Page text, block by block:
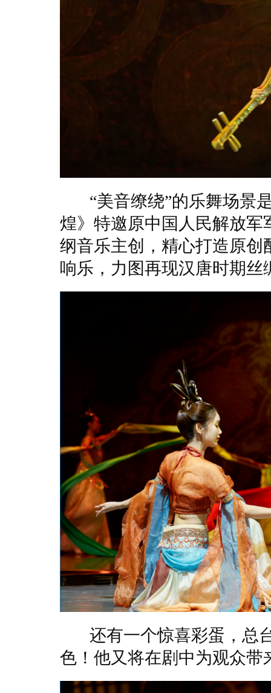
“美音缭绕”的乐舞场景
煌》特邀原中国人民解放
纲音乐主创，精心打造原
响乐，力图再现汉唐时期
还有一个惊喜彩蛋，总
色！他又将在剧中为观众带